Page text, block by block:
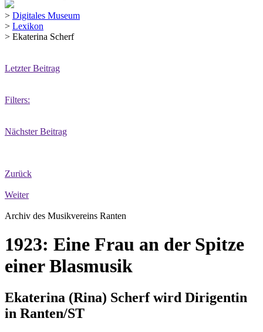
> Digitales Museum
> Lexikon
> Ekaterina Scherf
Letzter Beitrag
Filters:
Nächster Beitrag
Zurück
Weiter
Archiv des Musikvereins Ranten
1923: Eine Frau an der Spitze
einer Blasmusik
Ekaterina (Rina) Scherf wird Dirigentin
in Ranten/ST